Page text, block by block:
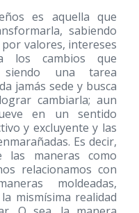
es aquella que
sabiendo
valores, intereses
los cambios que
siendo una tarea
jamás sede y busca
cambiarla; aun
en un sentido
y excluyente y las
Es decir,
las maneras como
relacionamos con
moldeadas,
mismísima realidad